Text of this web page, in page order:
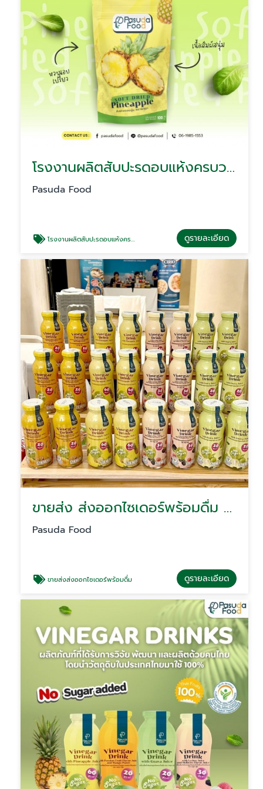
โรงงานผลิตสับปะรดอบแห้งครบวงจร รับทำแบรนด์ Brand
Pasuda Food
โรงงานผลิตสับปะรดอบแห้งครบวงจร ดูรายละเอียด
ขายส่ง ส่งออกไซเดอร์พร้อมดื่ม Vinegar Drink Cider เครื่องดื่มสุขภาพขายส่ง
Pasuda Food
ขายส่งส่งออกไซเดอร์พร้อมดื่ม ดูรายละเอียด